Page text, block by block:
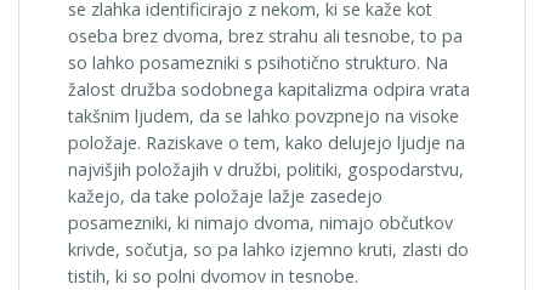
se zlahka identificirajo z nekom, ki se kaže kot
oseba brez dvoma, brez strahu ali tesnobe, to pa
so lahko posamezniki s psihotično strukturo. Na
žalost družba sodobnega kapitalizma odpira vrata
takšnim ljudem, da se lahko povzpnejo na visoke
položaje. Raziskave o tem, kako delujejo ljudje na
najvišjih položajih v družbi, politiki, gospodarstvu,
kažejo, da take položaje lažje zasedejo
posamezniki, ki nimajo dvoma, nimajo občutkov
krivde, sočutja, so pa lahko izjemno kruti, zlasti do
tistih, ki so polni dvomov in tesnobe.